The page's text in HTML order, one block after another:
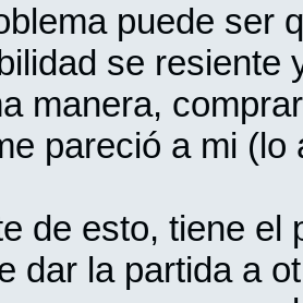
puede ser
se resiente
manera,
pareció a mi (lo
de esto, tiene el
dar la partida a